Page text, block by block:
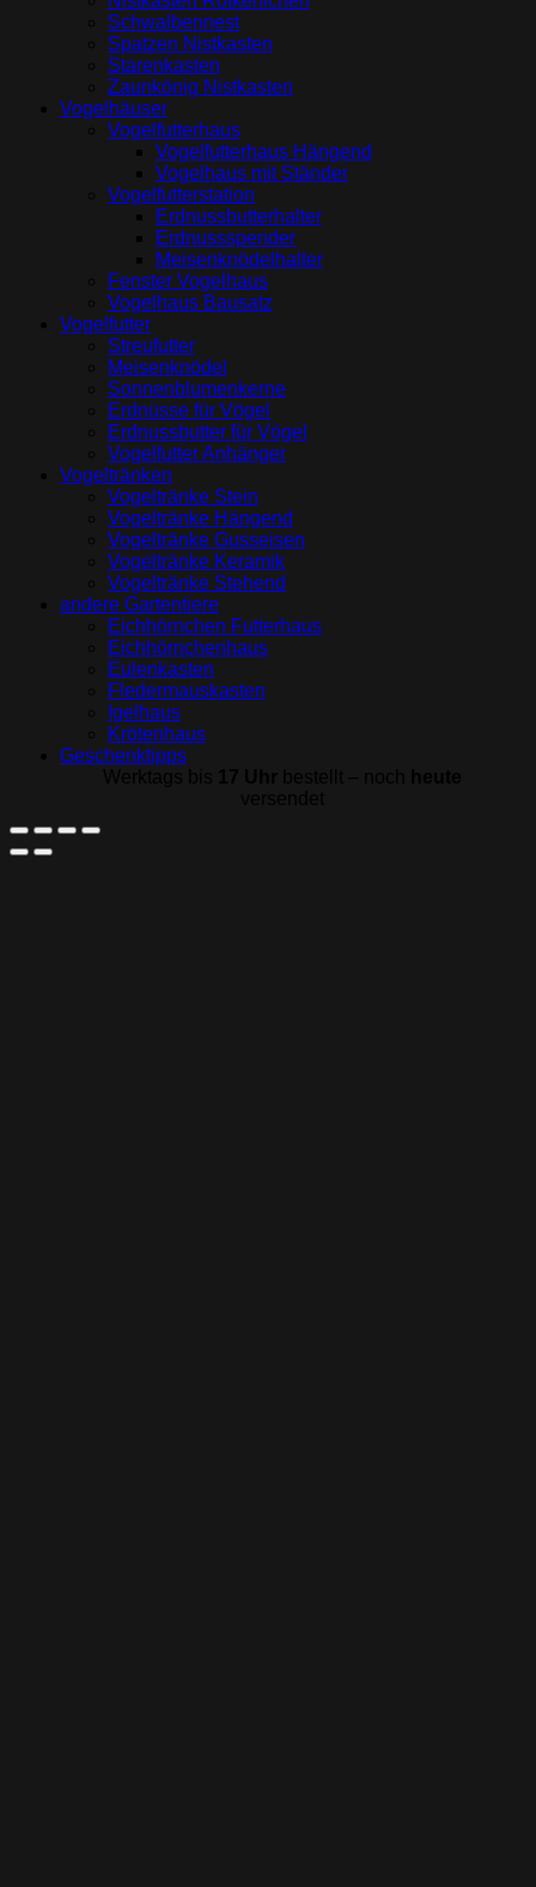
Schwalbennest
Spatzen Nistkasten
Starenkasten
Zaunkönig Nistkasten
Vogelhäuser
Vogelfutterhaus
Vogelfutterhaus Hängend
Vogelhaus mit Ständer
Vogelfutterstation
Erdnussbutterhalter
Erdnussspender
Meisenknödelhalter
Fenster Vogelhaus
Vogelhaus Bausatz
Vogelfutter
Streufutter
Meisenknödel
Sonnenblumenkerne
Erdnüsse für Vögel
Erdnussbutter für Vögel
Vogelfutter Anhänger
Vogeltränken
Vogeltränke Stein
Vogeltränke Hängend
Vogeltränke Gusseisen
Vogeltränke Keramik
Vogeltränke Stehend
andere Gartentiere
Eichhörnchen Futterhaus
Eichhörnchenhaus
Eulenkasten
Fledermauskasten
Igelhaus
Krötenhaus
Geschenktipps